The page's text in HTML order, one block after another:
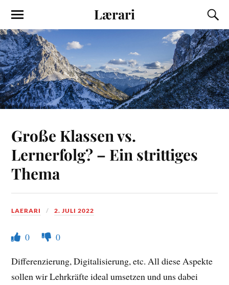
Lærari
Große Klassen vs.
Lernerfolg? – Ein strittiges
Thema
LAERARI 2. JULI 2022
0
0
Differenzierung, Digitalisierung, etc. All diese Aspekte
sollen wir Lehrkräfte ideal umsetzen und uns dabei